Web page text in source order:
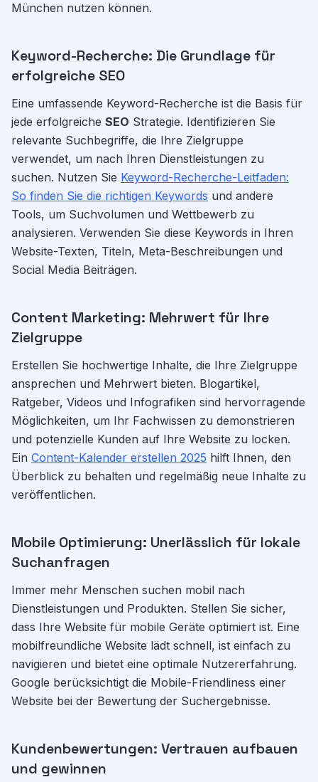
München nutzen können.
Keyword-Recherche: Die Grundlage für
erfolgreiche SEO
Eine umfassende Keyword-Recherche ist die Basis für
jede erfolgreiche SEO Strategie. Identifizieren Sie
relevante Suchbegriffe, die Ihre Zielgruppe
verwendet, um nach Ihren Dienstleistungen zu
suchen. Nutzen Sie Keyword-Recherche-Leitfaden:
So finden Sie die richtigen Keywords und andere
Tools, um Suchvolumen und Wettbewerb zu
analysieren. Verwenden Sie diese Keywords in Ihren
Website-Texten, Titeln, Meta-Beschreibungen und
Social Media Beiträgen.
Content Marketing: Mehrwert für Ihre
Zielgruppe
Erstellen Sie hochwertige Inhalte, die Ihre Zielgruppe
ansprechen und Mehrwert bieten. Blogartikel,
Ratgeber, Videos und Infografiken sind hervorragende
Möglichkeiten, um Ihr Fachwissen zu demonstrieren
und potenzielle Kunden auf Ihre Website zu locken.
Ein Content-Kalender erstellen 2025 hilft Ihnen, den
Überblick zu behalten und regelmäßig neue Inhalte zu
veröffentlichen.
Mobile Optimierung: Unerlässlich für lokale
Suchanfragen
Immer mehr Menschen suchen mobil nach
Dienstleistungen und Produkten. Stellen Sie sicher,
dass Ihre Website für mobile Geräte optimiert ist. Eine
mobilfreundliche Website lädt schnell, ist einfach zu
navigieren und bietet eine optimale Nutzererfahrung.
Google berücksichtigt die Mobile-Friendliness einer
Website bei der Bewertung der Suchergebnisse.
Kundenbewertungen: Vertrauen aufbauen
und gewinnen